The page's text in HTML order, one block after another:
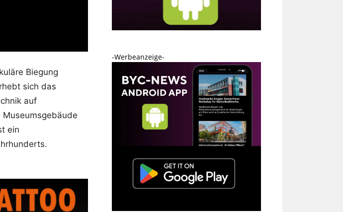
Biegung
sich das
auf
ein
-Werbeanzeige-